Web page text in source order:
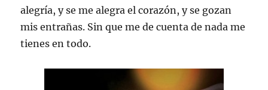
alegría, y se me alegra el corazón, y se gozan
mis entrañas. Sin que me de cuenta de nada me
tienes en todo.